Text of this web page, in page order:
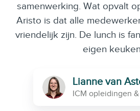
samenwerking. Wat opvalt
Aristo is dat alle
vriendelijk zijn. De lunch is
eigen
Lianne van
ICM opleidingen